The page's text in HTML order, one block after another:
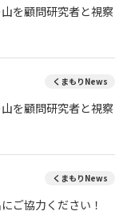
を顧問研究者と視察
くまもりNews
を顧問研究者と視察
くまもりNews
ご協力ください！